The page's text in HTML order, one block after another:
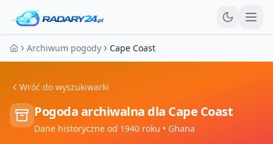
Strona główna
Archiwum pogody Cape Coast
Wróć do wyszukiwarki
Pogoda archiwalna dla Cape Coast
Dane historyczne od 1940 roku • Ghana